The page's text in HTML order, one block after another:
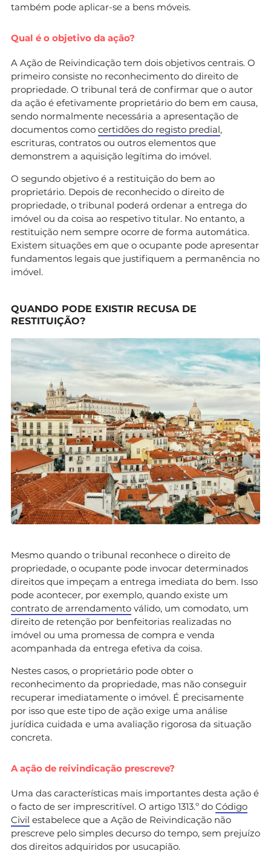
também pode aplicar-se a bens móveis.
Qual é o objetivo da ação?
A Ação de Reivindicação tem dois objetivos centrais. O
primeiro consiste no reconhecimento do direito de
propriedade. O tribunal terá de confirmar que o autor
da ação é efetivamente proprietário do bem em causa,
sendo normalmente necessária a apresentação de
documentos como certidões do registo predial,
escrituras, contratos ou outros elementos que
demonstrem a aquisição legítima do imóvel.
O segundo objetivo é a restituição do bem ao
proprietário. Depois de reconhecido o direito de
propriedade, o tribunal poderá ordenar a entrega do
imóvel ou da coisa ao respetivo titular. No entanto, a
restituição nem sempre ocorre de forma automática.
Existem situações em que o ocupante pode apresentar
fundamentos legais que justifiquem a permanência no
imóvel.
QUANDO PODE EXISTIR RECUSA DE
RESTITUIÇÃO?
Mesmo quando o tribunal reconhece o direito de
propriedade, o ocupante pode invocar determinados
direitos que impeçam a entrega imediata do bem. Isso
pode acontecer, por exemplo, quando existe um
contrato de arrendamento válido, um comodato, um
direito de retenção por benfeitorias realizadas no
imóvel ou uma promessa de compra e venda
acompanhada da entrega efetiva da coisa.
Nestes casos, o proprietário pode obter o
reconhecimento da propriedade, mas não conseguir
recuperar imediatamente o imóvel. É precisamente
por isso que este tipo de ação exige uma análise
jurídica cuidada e uma avaliação rigorosa da situação
concreta.
A ação de reivindicação prescreve?
Uma das características mais importantes desta ação é
o facto de ser imprescritível. O artigo 1313.º do Código
Civil estabelece que a Ação de Reivindicação não
prescreve pelo simples decurso do tempo, sem prejuízo
dos direitos adquiridos por usucapião.